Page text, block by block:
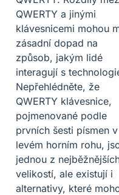
QWERTY a jinými
klávesnicemi mohou
zásadní dopad na
způsob, jakým lidé
interagují s
Nepřehlédněte, že
QWERTY klávesnice,
pojmenované podle
prvních šesti písmen v
levém horním rohu,
jednou z
velikostí, ale existují i
alternativy, které